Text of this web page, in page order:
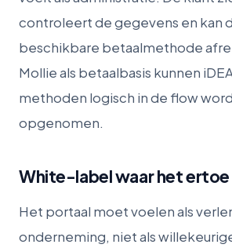
controleert de gegevens en kan
beschikbare betaalmethode
Mollie als betaalbasis kunnen
methoden logisch in de flow
opgenomen.
White-label waar het
Het portaal moet voelen als
onderneming, niet als